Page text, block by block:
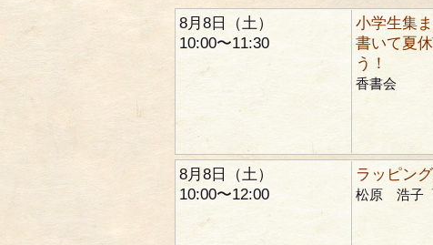
8月8日（土）
10:00〜11:30
小学生集
書いて夏
う！
香書会
8月8日（土）
10:00〜12:00
ラッピン
松原 浩子